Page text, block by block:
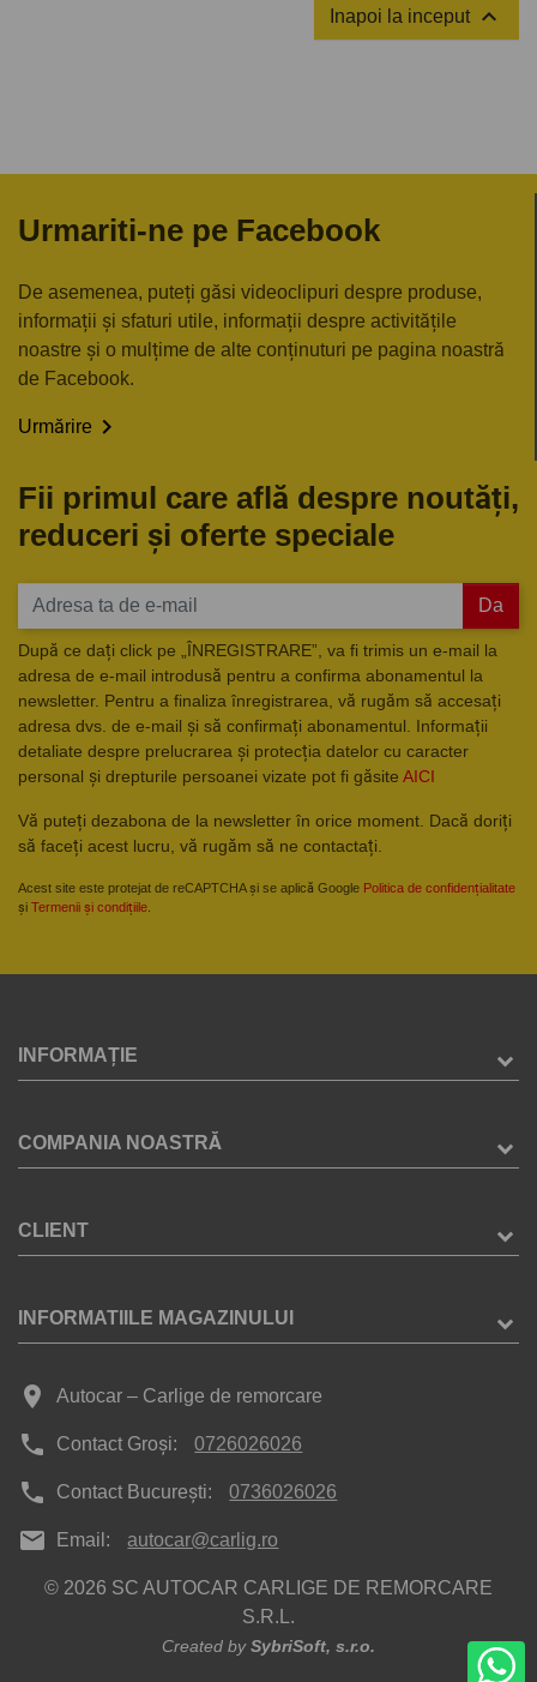
Inapoi la inceput 
Urmariti-ne pe Facebook
De asemenea, puteți găsi videoclipuri despre produse,
informații și sfaturi utile, informații despre activitățile
noastre și o mulțime de alte conținuturi pe pagina noastră
de Facebook.
Urmărire 
Fii primul care află despre noutăți,
reduceri și oferte speciale
Da
După ce dați click pe „ÎNREGISTRARE”, va fi trimis un e-mail la
adresa de e-mail introdusă pentru a confirma abonamentul la
newsletter. Pentru a finaliza înregistrarea, vă rugăm să accesați
adresa dvs. de e-mail și să confirmați abonamentul. Informații
detaliate despre prelucrarea și protecția datelor cu caracter
personal și drepturile persoanei vizate pot fi găsite AICI
Vă puteți dezabona de la newsletter în orice moment. Dacă doriți
să faceți acest lucru, vă rugăm să ne contactați.
Acest site este protejat de reCAPTCHA și se aplică Google Politica de confidențialitate
și Termenii și condițiile
INFORMAȚIE
COMPANIA NOASTRĂ
CLIENT
INFORMATIILE MAGAZINULUI
place Autocar – Carlige de remorcare
phone Contact Groși: 0726026026
phone Contact București: 0736026026
mail Email: autocar@carlig.ro
© 2026 SC AUTOCAR CARLIGE DE REMORCARE
S.R.L.
Created bySybriSoft, s.r.o.